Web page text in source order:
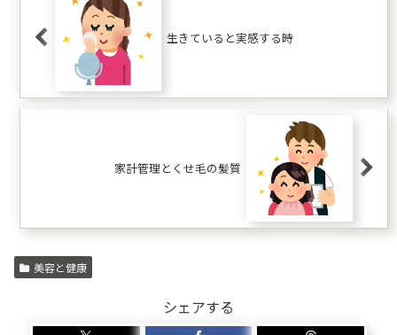
生きていると実感する時
家計管理とくせ毛の髪質
美容と健康
シェアする